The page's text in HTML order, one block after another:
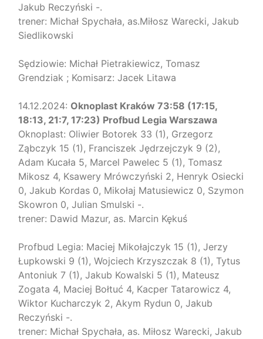
Jakub Reczyński -.
trener: Michał Spychała, as.Miłosz Warecki, Jakub
Siedlikowski
Sędziowie: Michał Pietrakiewicz, Tomasz
Grendziak ; Komisarz: Jacek Litawa
14.12.2024: Oknoplast Kraków 73:58 (17:15,
18:13, 21:7, 17:23) Profbud Legia Warszawa
Oknoplast: Oliwier Botorek 33 (1), Grzegorz
Ząbczyk 15 (1), Franciszek Jędrzejczyk 9 (2),
Adam Kucała 5, Marcel Pawelec 5 (1), Tomasz
Mikosz 4, Ksawery Mrówczyński 2, Henryk Osiecki
0, Jakub Kordas 0, Mikołaj Matusiewicz 0, Szymon
Skowron 0, Julian Smulski -.
trener: Dawid Mazur, as. Marcin Kękuś
Profbud Legia: Maciej Mikołajczyk 15 (1), Jerzy
Łupkowski 9 (1), Wojciech Krzyszczak 8 (1), Tytus
Antoniuk 7 (1), Jakub Kowalski 5 (1), Mateusz
Zogata 4, Maciej Bołtuć 4, Kacper Tatarowicz 4,
Wiktor Kucharczyk 2, Akym Rydun 0, Jakub
Reczyński -.
trener: Michał Spychała, as. Miłosz Warecki, Jakub